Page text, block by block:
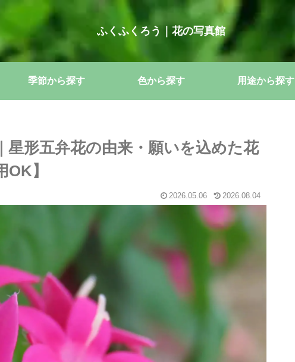
ふくふくろう｜花の写真館
季節から探す 色から探す 用途から探す
星形五弁花の由来・願いを込めた花
】
2026.05.06 2026.08.04